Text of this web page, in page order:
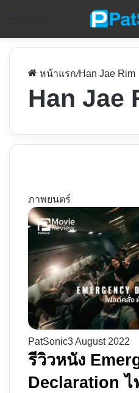
หน้าแรก/Han Jae Rim
Han Jae
ภาพยนตร์
PatSonic3 August 2022
รีวิวหนัง
Declaration